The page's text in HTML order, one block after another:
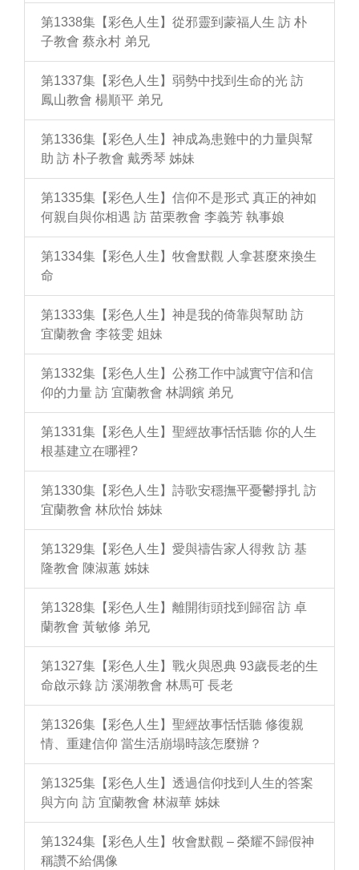
第1338集【彩色人生】從邪靈到蒙福人生 訪 朴
子教會 蔡永村 弟兄
第1337集【彩色人生】弱勢中找到生命的光 訪
鳳山教會 楊順平 弟兄
第1336集【彩色人生】神成為患難中的力量與幫
助 訪 朴子教會 戴秀琴 姊妹
第1335集【彩色人生】信仰不是形式 真正的神如
何親自與你相遇 訪 苗栗教會 李義芳 執事娘
第1334集【彩色人生】牧會默觀 人拿甚麼來換生
命
第1333集【彩色人生】神是我的倚靠與幫助 訪
宜蘭教會 李筱雯 姐妹
第1332集【彩色人生】公務工作中誠實守信和信
仰的力量 訪 宜蘭教會 林調鑌 弟兄
第1331集【彩色人生】聖經故事恬恬聽 你的人生
根基建立在哪裡?
第1330集【彩色人生】詩歌安穩撫平憂鬱掙扎 訪
宜蘭教會 林欣怡 姊妹
第1329集【彩色人生】愛與禱告家人得救 訪 基
隆教會 陳淑蕙 姊妹
第1328集【彩色人生】離開街頭找到歸宿 訪 卓
蘭教會 黃敏修 弟兄
第1327集【彩色人生】戰火與恩典 93歲長老的生
命啟示錄 訪 溪湖教會 林馬可 長老
第1326集【彩色人生】聖經故事恬恬聽 修復親
情、重建信仰 當生活崩塌時該怎麼辦？
第1325集【彩色人生】透過信仰找到人生的答案
與方向 訪 宜蘭教會 林淑華 姊妹
第1324集【彩色人生】牧會默觀 – 榮耀不歸假神
稱讚不給偶像